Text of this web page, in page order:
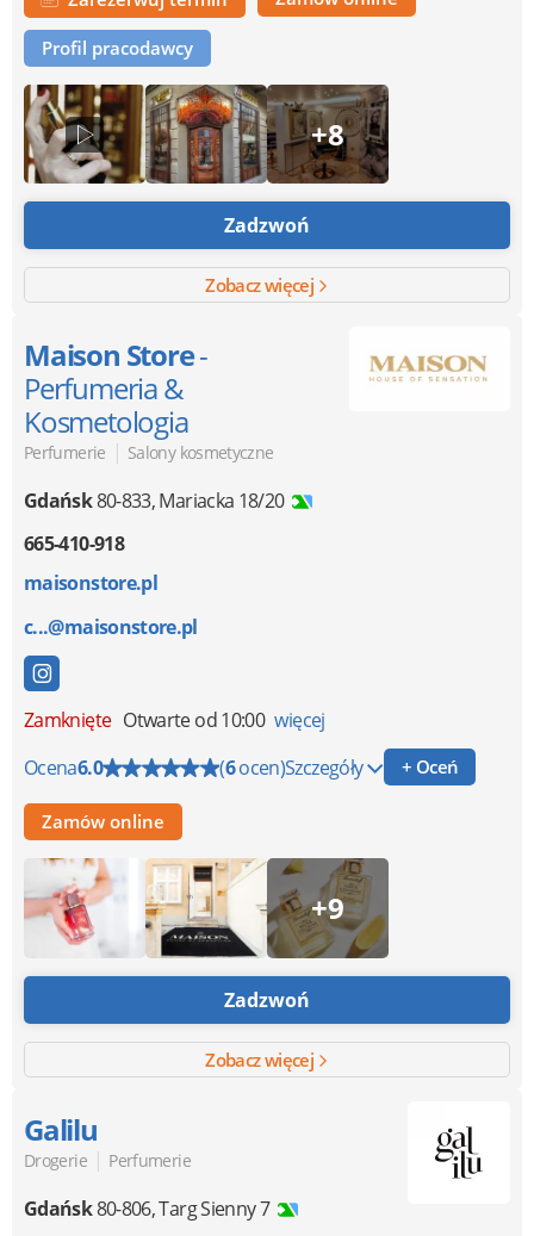
Profil pracodawcy
+8
Zadzwoń
Zobacz więcej
Maison Store-
Perfumeria &
Kosmetologia
Perfumerie | Salony kosmetyczne
Gdańsk80-833,Mariacka 18/20
665-410-918
maisonstore.pl
c...@maisonstore.pl
Zamknięte Otwarte od 10:00 więcej
Ocena6.0 (6ocen)Szczegóły + Oceń
Zamów online
+9
Zadzwoń
Zobacz więcej
Galilu
Drogerie | Perfumerie
Gdańsk80-806,Targ Sienny 7